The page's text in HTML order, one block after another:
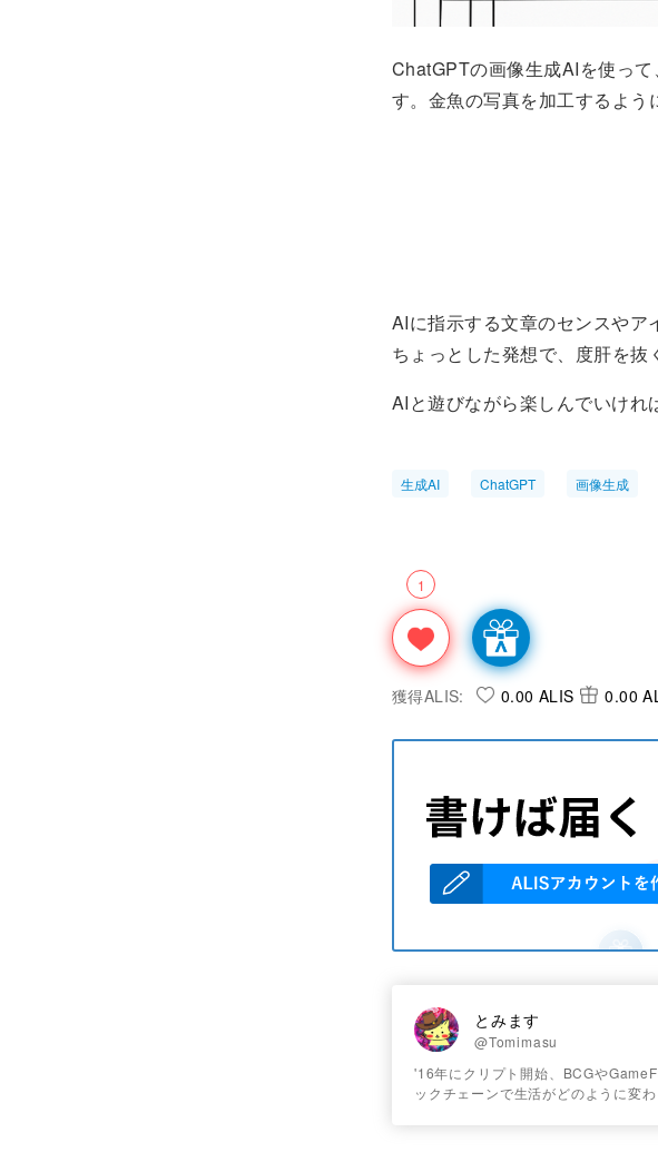
ChatGPTの画像生成AIを使っ
す。金魚の写真を加工するよ
AIに指示する文章のセンスやア
ちょっとした発想で、度肝を抜
AIと遊びながら楽しんでいけれ
生成AI ChatGPT 画像生成
1
獲得ALIS: 0.00 ALIS 0.00
とみます
@Tomimasu
'16年にクリプト開始、BCGや
ックチェーンで生活がどのように変